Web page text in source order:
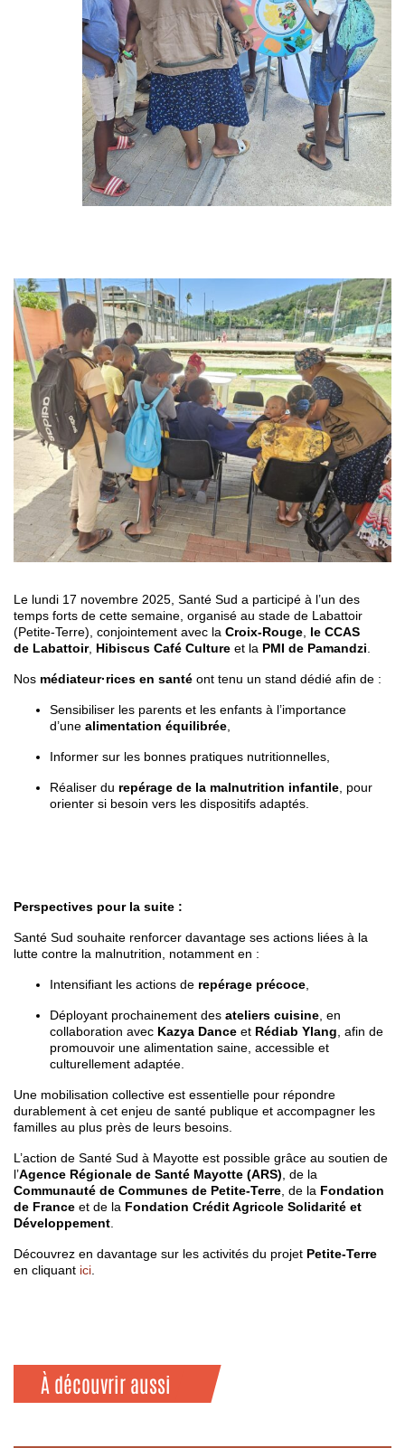
Le lundi 17 novembre 2025, Santé Sud a participé à l’un des
temps forts de cette semaine, organisé au stade de Labattoir
(Petite-Terre), conjointement avec la Croix-Rouge le CCAS
de Labattoir, Hibiscus Café Culture et la PMI de Pamandzi
Nos médiateur·rices en santé ont tenu un stand dédié afin de :
Sensibiliser les parents et les enfants à l’importance
d’une alimentation équilibrée
Informer sur les bonnes pratiques nutritionnelles,
Réaliser du repérage de la malnutrition infantile , pour
orienter si besoin vers les dispositifs adaptés.
Perspectives pour la suite :
Santé Sud souhaite renforcer davantage ses actions liées à la
lutte contre la malnutrition, notamment en :
Intensifiant les actions de repérage précoce
Déployant prochainement des ateliers cuisine , en
collaboration avec Kazya Dance et Rédiab Ylang , afin de
promouvoir une alimentation saine, accessible et
culturellement adaptée.
Une mobilisation collective est essentielle pour répondre
durablement à cet enjeu de santé publique et accompagner les
familles au plus près de leurs besoins.
L’action de Santé Sud à Mayotte est possible grâce au soutien de
l’Agence Régionale de Santé Mayotte (ARS) , de la
Communauté de Communes de Petite-Terre , de la Fondation
de France et de la Fondation Crédit Agricole Solidarité et
Développement
Découvrez en davantage sur les activités du projet Petite-Terre
en cliquant ici
À découvrir aussi